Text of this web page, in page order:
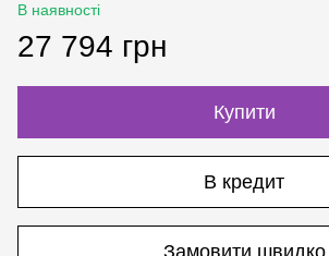
В наявності
27 794 грн
Купити
В кредит
Замовити швидко